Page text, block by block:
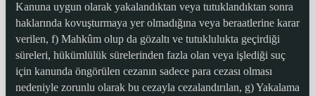
Kanuna uygun olarak yakalandıktan veya tutuklandıktan sonra
haklarında kovuşturmaya yer olmadığına veya beraatlerine karar
verilen, f) Mahkûm olup da gözaltı ve tutuklulukta geçirdiği
süreleri, hükümlülük sürelerinden fazla olan veya işlediği suç
için kanunda öngörülen cezanın sadece para cezası olması
nedeniyle zorunlu olarak bu cezayla cezalandırılan, g) Yakalama